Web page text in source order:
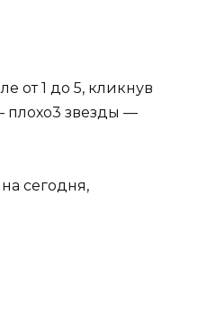
от 1 до 5, кликнув
плохо3 звезды —
сегодня,